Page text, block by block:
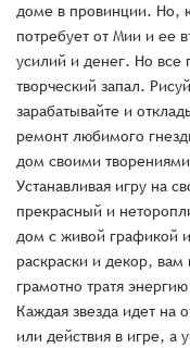
доме в провинции. Но,
потребует от Мии и ее
усилий и денег. Но все
творческий запал.
зарабатывайте и
ремонт любимого
дом своими
Устанавливая игру на
прекрасный и
дом с живой графикой
раскраски и декор, вам
грамотно тратя
Каждая звезда идет на
или действия в игре, а